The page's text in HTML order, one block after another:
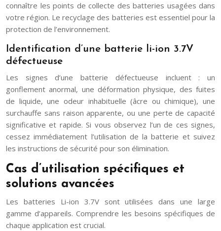
connaître les points de collecte des batteries usagées dans
votre région. Le recyclage des batteries est essentiel pour la
protection de l’environnement.
Identification d’une batterie li-ion 3.7V
défectueuse
Les signes d’une batterie défectueuse incluent : un
gonflement anormal, une déformation physique, des fuites
de liquide, une odeur inhabituelle (âcre ou chimique), une
surchauffe sans raison apparente, ou une perte de capacité
significative et rapide. Si vous observez l’un de ces signes,
cessez immédiatement l’utilisation de la batterie et suivez
les instructions de sécurité pour son élimination.
Cas d’utilisation spécifiques et
solutions avancées
Les batteries Li-ion 3.7V sont utilisées dans une large
gamme d’appareils. Comprendre les besoins spécifiques de
chaque application est crucial.